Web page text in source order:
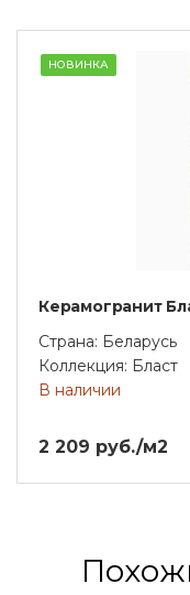
НОВИНКА
Керамогранит
Страна: Беларусь
Коллекция: Бласт
В наличии
2 209 руб./м2